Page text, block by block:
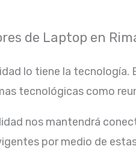
de Laptop en
lo tiene la tecnología.
tecnológicas como
nos mantendrá
por medio de